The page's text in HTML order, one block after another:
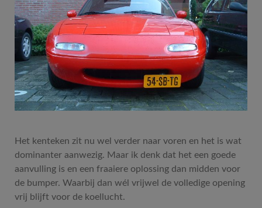
Het kenteken zit nu wel verder naar voren en het is wat
dominanter aanwezig. Maar ik denk dat het een goede
aanvulling is en een fraaiere oplossing dan midden voor
de bumper. Waarbij dan wél vrijwel de volledige opening
vrij blijft voor de koellucht.